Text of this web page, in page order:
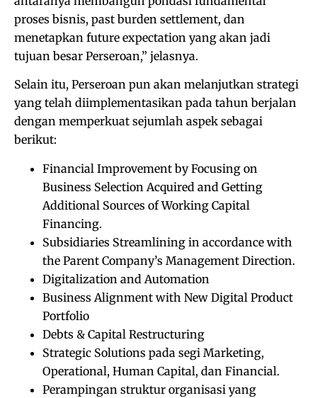
proses bisnis, past burden settlement, dan
menetapkan future expectation yang akan jadi
tujuan besar Perseroan,” jelasnya.
Selain itu, Perseroan pun akan melanjutkan strategi
yang telah diimplementasikan pada tahun berjalan
dengan memperkuat sejumlah aspek sebagai
berikut:
Financial Improvement by Focusing on
Business Selection Acquired and Getting
Additional Sources of Working Capital
Financing.
Subsidiaries Streamlining in accordance with
the Parent Company’s Management Direction.
Digitalization and Automation
Business Alignment with New Digital Product
Portfolio
Debts & Capital Restructuring
Strategic Solutions pada segi Marketing,
Operational, Human Capital, dan Financial.
Perampingan struktur organisasi yang